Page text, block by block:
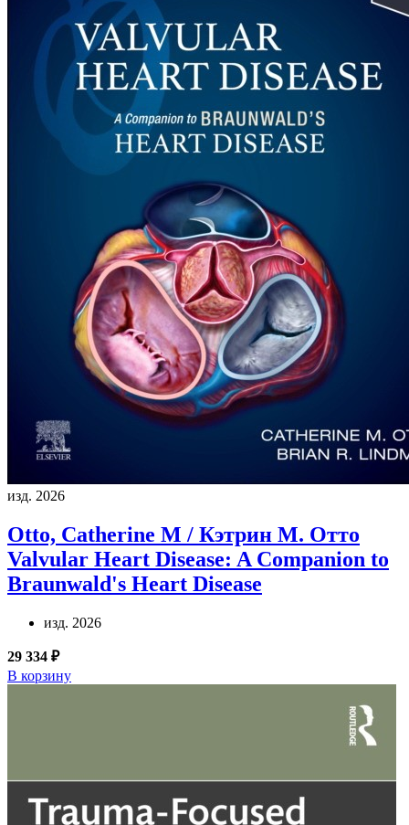
изд. 2026
Otto, Catherine M / Кэтрин М. Отто
Valvular Heart Disease: A Companion to
Braunwald's Heart Disease
изд. 2026
29 334 ₽
В корзину